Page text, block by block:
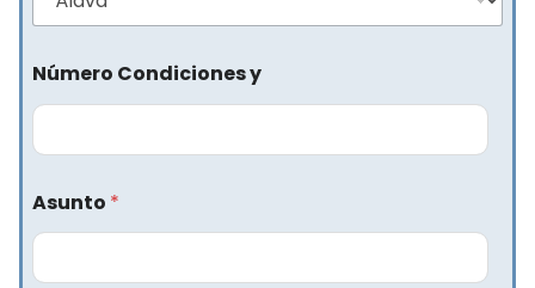
Número Condiciones y
Asunto *